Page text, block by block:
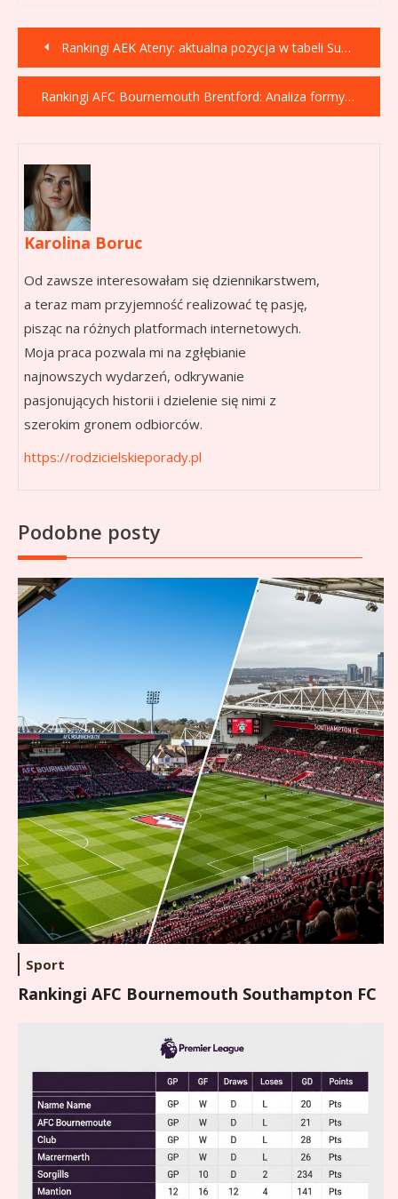
Nawigacja
wpisu
Rankingi AEK Ateny: aktualna pozycja w tabeli Superleague Ellada i analiza wyników
Rankingi AFC Bournemouth Brentford: Analiza formy, tabel i bezpośrednich starć w Premier League
Karolina Boruc
Od zawsze interesowałam się dziennikarstwem,
a teraz mam przyjemność realizować tę pasję,
pisząc na różnych platformach internetowych.
Moja praca pozwala mi na zgłębianie
najnowszych wydarzeń, odkrywanie
pasjonujących historii i dzielenie się nimi z
szerokim gronem odbiorców.
https://rodzicielskieporady.pl
Podobne posty
Sport
Rankingi AFC Bournemouth Southampton FC